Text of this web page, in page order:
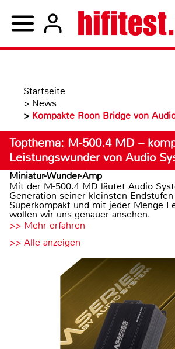
Startseite
> News
> Kompakte Roon Bridge von
Topthema: M-500.4 MD –
Leistungswunder von Audio
Miniatur-Wunder-Amp
Mit der M-500.4 MD läutet Audio
Generation seiner kleinsten Endstufen
Superkompakt und mit jeder Menge
wollen wir uns genauer ansehen.
>> Mehr erfahren
>> Alle anzeigen